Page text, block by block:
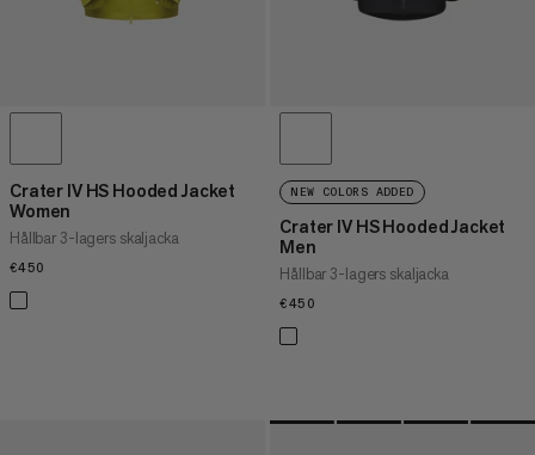
Crater IV HS Hooded Jacket
Women
Hållbar 3-lagers skaljacka
€450
NEW COLORS ADDED
Crater IV HS Hooded Jacket
Men
Hållbar 3-lagers skaljacka
€450